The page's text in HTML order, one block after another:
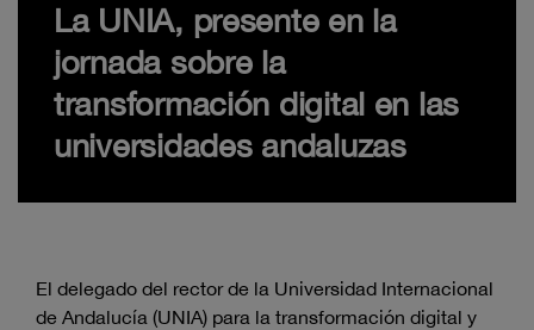
La UNIA, presente en la
jornada sobre la
transformación digital en las
universidades andaluzas
El delegado del rector de la Universidad Internacional
de Andalucía (UNIA) para la transformación digital y